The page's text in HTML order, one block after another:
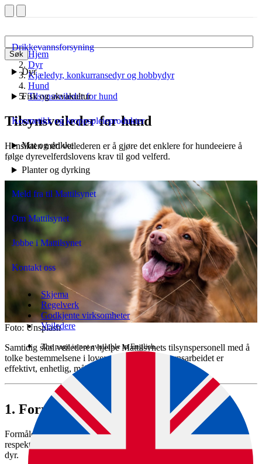
Søk
Drikkevannsforsyning
Dyr
Fisk og akvakultur
Kosmetikk og kroppspleieprodukter
Mat og drikke
Planter og dyrking
Meld fra til Mattilsynet
Om Mattilsynet
Jobbe i Mattilsynet
Kontakt oss
Skjema
Regelverk
Godkjente virksomheter
Veiledere
The page is not available in English.
Hjem
Dyr
Kjæledyr, konkurransedyr og hobbydyr
Hund
Tilsynsveileder for hund
Tilsynsveileder for hund
Hensikten med veilederen er å gjøre det enklere for hundeeiere å
følge dyrevelferdslovens krav til god velferd.
Foto: Unsplash
Samtidig skal veilederen hjelpe Mattilsynets tilsynspersonell med å
tolke bestemmelsene i loven og bidra til at tilsynsarbeidet er
effektivt, enhetlig, målrettet og av god kvalitet.
1. Formål og bruk av veilederen
Formålet med dyrevelferdsloven er å fremme god dyrevelferd og
respekt for dyr gjennom regulering av menneskers aktivitet overfor
dyr.